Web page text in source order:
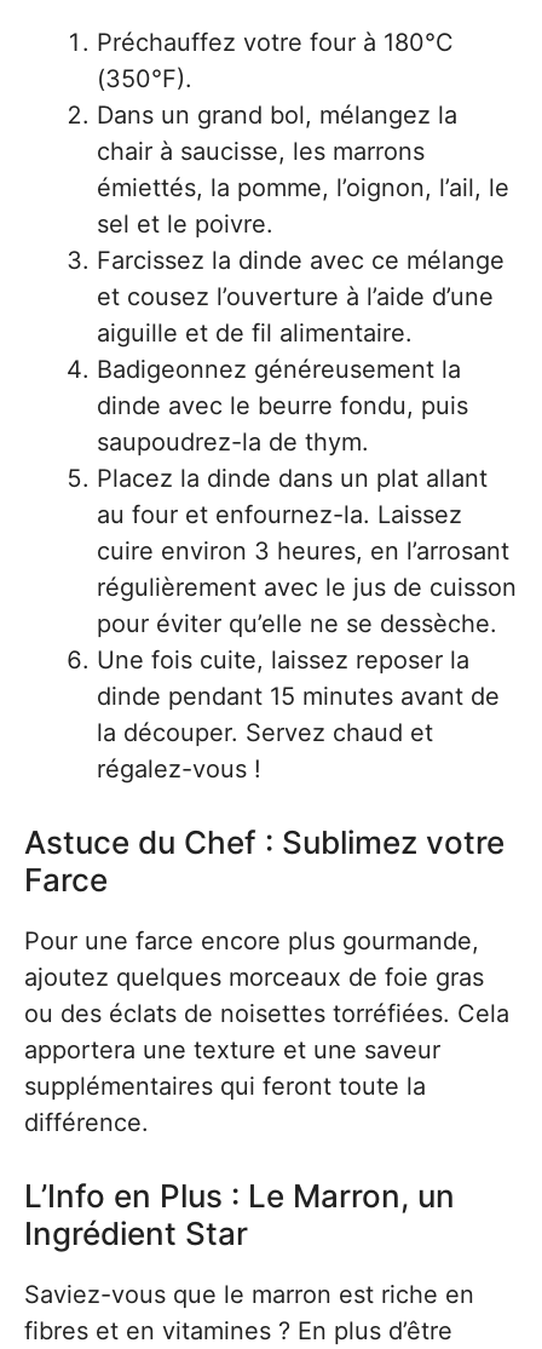
Préchauffez votre four à 180°C
(350°F).
Dans un grand bol, mélangez la
chair à saucisse, les marrons
émiettés, la pomme, l’oignon, l’ail, le
sel et le poivre.
Farcissez la dinde avec ce mélange
et cousez l’ouverture à l’aide d’une
aiguille et de fil alimentaire.
Badigeonnez généreusement la
dinde avec le beurre fondu, puis
saupoudrez-la de thym.
Placez la dinde dans un plat allant
au four et enfournez-la. Laissez
cuire environ 3 heures, en l’arrosant
régulièrement avec le jus de cuisson
pour éviter qu’elle ne se dessèche.
Une fois cuite, laissez reposer la
dinde pendant 15 minutes avant de
la découper. Servez chaud et
régalez-vous !
Astuce du Chef : Sublimez votre
Farce
Pour une farce encore plus gourmande,
ajoutez quelques morceaux de foie gras
ou des éclats de noisettes torréfiées. Cela
apportera une texture et une saveur
supplémentaires qui feront toute la
différence.
L’Info en Plus : Le Marron, un
Ingrédient Star
Saviez-vous que le marron est riche en
fibres et en vitamines ? En plus d’être